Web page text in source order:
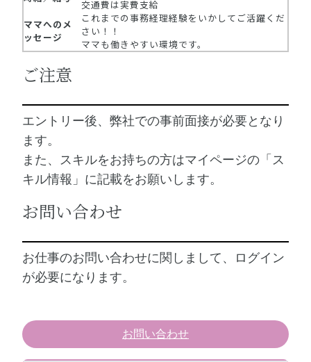
交通費は実費支給
ママへのメ
ッセージ
これまでの事務経理経験をいかしてご活躍くだ
さい！！
ママも働きやすい環境です。
ご注意
エントリー後、弊社での事前面接が必要となり
ます。
また、スキルをお持ちの方はマイページの「ス
キル情報」に記載をお願いします。
お問い合わせ
お仕事のお問い合わせに関しまして、ログイン
が必要になります。
お問い合わせ